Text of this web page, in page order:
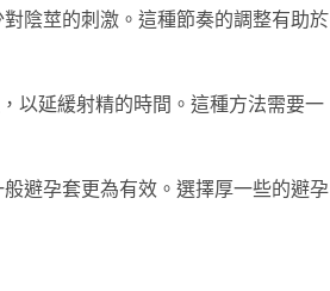
陰莖的刺激。這種節奏的調整有助於
以延緩射精的時間。這種方法需要一
避孕套更為有效。選擇厚一些的避孕